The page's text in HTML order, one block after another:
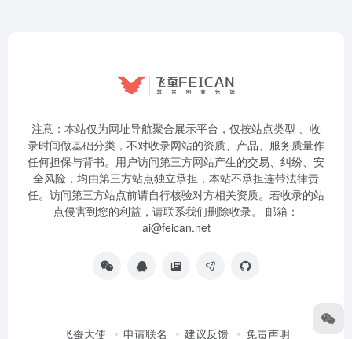
注意：本站仅为网址导航聚合展示平台，仅按站点类型 、收
录时间做基础分类，不对收录网站的资质、产品、服务质量作
任何担保与背书。用户访问第三方网站产生的交易、纠纷、安
全风险，均由第三方站点独立承担，本站不承担连带法律责
任。访问第三方站点前请自行核验对方相关资质。若收录的站
点侵害到您的利益，请联系我们删除收录。 邮箱：
ai@feican.net
飞蚕大使 申请联名 建议反馈 免责声明